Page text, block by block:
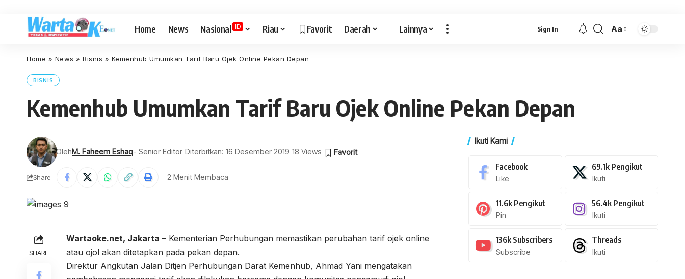
Home News Nasional ID Riau Favorit Daerah Lainnya Sign In
Font
Aa
Home » News » Bisnis » Kemenhub Umumkan Tarif Baru Ojek Online Pekan Depan
BISNIS
Kemenhub Umumkan Tarif Baru Ojek Online Pekan Depan
OlehM. Faheem Eshaq- Senior Editor Diterbitkan: 16 Desember 2019 18 Views
Share 2 Menit Membaca
SHARE
Wartaoke.net, Jakarta – Kementerian Perhubungan memastikan perubahan tarif ojek online
atau ojol akan ditetapkan pada pekan depan.
Direktur Angkutan Jalan Ditjen Perhubungan Darat Kemenhub, Ahmad Yani mengatakan
Ikuti Kami
Facebook
Like
69.1k Pengikut
Ikuti
11.6k Pengikut
Pin
56.4k Pengikut
Ikuti
136k Subscribers
Subscribe
Threads
Ikuti